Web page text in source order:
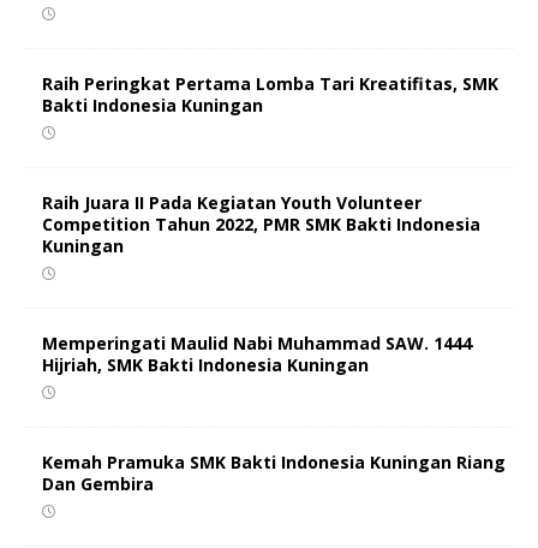
Raih Peringkat Pertama Lomba Tari Kreatifitas, SMK
Bakti Indonesia Kuningan
Raih Juara II Pada Kegiatan Youth Volunteer
Competition Tahun 2022, PMR SMK Bakti Indonesia
Kuningan
Memperingati Maulid Nabi Muhammad SAW. 1444
Hijriah, SMK Bakti Indonesia Kuningan
Kemah Pramuka SMK Bakti Indonesia Kuningan Riang
Dan Gembira